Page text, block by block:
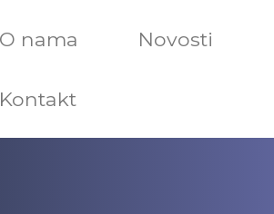
O nama Novosti
Kontakt